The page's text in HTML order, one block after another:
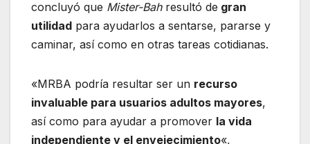
concluyó que Mister-Bahresultó de gran
utilidad para ayudarlos a sentarse, pararse y
caminar, así como en otras tareas cotidianas.
«MRBA podría resultar ser un recurso
invaluable para usuarios adultos mayores,
así como para ayudar a promover la vida
independiente y el envejecimiento«,